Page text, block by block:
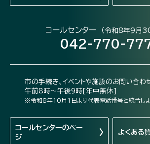
コールセンター （令和8年9月
042-770-
市の手続き、イベントや施設のお問い合わ
午前8時～午後9時[年中無休]
※令和8年10月1日より代表電話番号と統合しま
コールセンターのペー
ジ
よくある